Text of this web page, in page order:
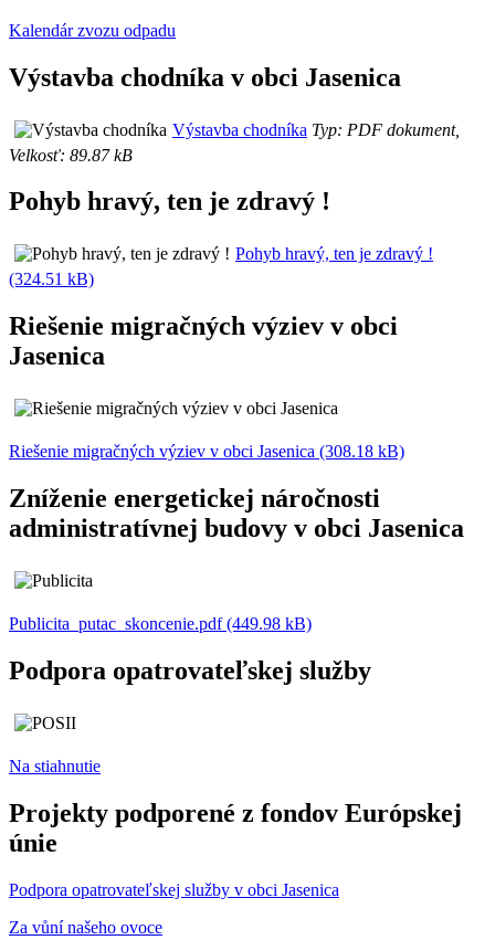
Kalendár zvozu odpadu
Výstavba chodníka v obci Jasenica
Výstavba chodníka Typ: PDF dokument,
Velkosť: 89.87 kB
Pohyb hravý, ten je zdravý !
Pohyb hravý, ten je zdravý !
(324.51 kB)
Riešenie migračných výziev v obci
Jasenica
Riešenie migračných výziev v obci Jasenica (308.18 kB)
Zníženie energetickej náročnosti
administratívnej budovy v obci Jasenica
Publicita_putac_skoncenie.pdf (449.98 kB)
Podpora opatrovateľskej služby
Na stiahnutie
Projekty podporené z fondov Európskej
únie
Podpora opatrovateľskej služby v obci Jasenica
Za vůní našeho ovoce